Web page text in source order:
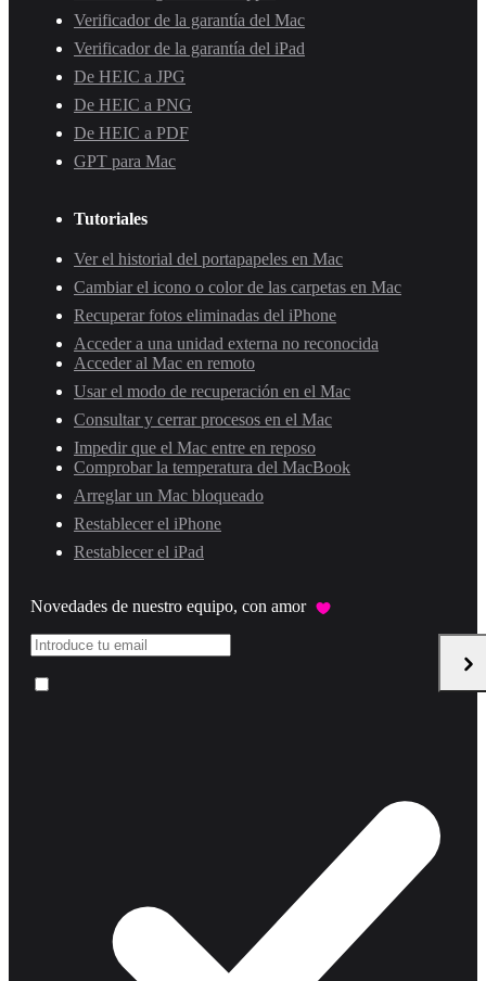
Verificador de la garantía del Mac
Verificador de la garantía del iPad
De HEIC a JPG
De HEIC a PNG
De HEIC a PDF
GPT para Mac
Tutoriales
Ver el historial del portapapeles en Mac
Cambiar el icono o color de las carpetas en Mac
Recuperar fotos eliminadas del iPhone
Acceder a una unidad externa no reconocida
Acceder al Mac en remoto
Usar el modo de recuperación en el Mac
Consultar y cerrar procesos en el Mac
Impedir que el Mac entre en reposo
Comprobar la temperatura del MacBook
Arreglar un Mac bloqueado
Restablecer el iPhone
Restablecer el iPad
Novedades de nuestro equipo, con amor